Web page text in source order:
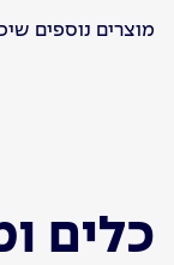
מוצרים נוספים
כלים